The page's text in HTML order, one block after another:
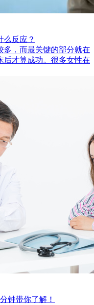
么反应？
多，而最关键的部分就在
后才算成功。很多女性在
钟带你了解！